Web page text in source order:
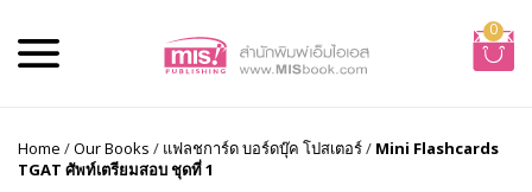
0
Home /Our Books / แฟลชการ์ด บอร์ดบุ๊ค โปสเตอร์/ Mini Flashcards
TGAT ศัพท์เตรียมสอบ ชุดที่ 1